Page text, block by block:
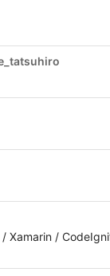
Xamarin /